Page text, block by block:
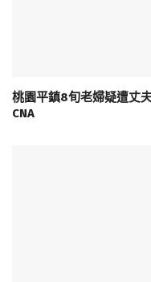
桃園平鎮8旬老婦疑遭丈
CNA